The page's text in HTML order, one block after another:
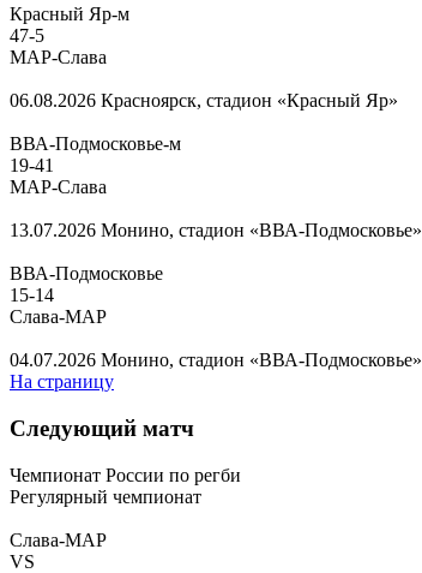
Красный Яр-м
47-5
МАР-Слава
06.08.2026 Красноярск, стадион «Красный Яр»
ВВА-Подмосковье-м
19-41
МАР-Слава
13.07.2026 Монино, стадион «ВВА-Подмосковье»
ВВА-Подмосковье
15-14
Слава-МАР
04.07.2026 Монино, стадион «ВВА-Подмосковье»
На страницу
Следующий матч
Чемпионат России по регби
Регулярный чемпионат
Слава-МАР
VS